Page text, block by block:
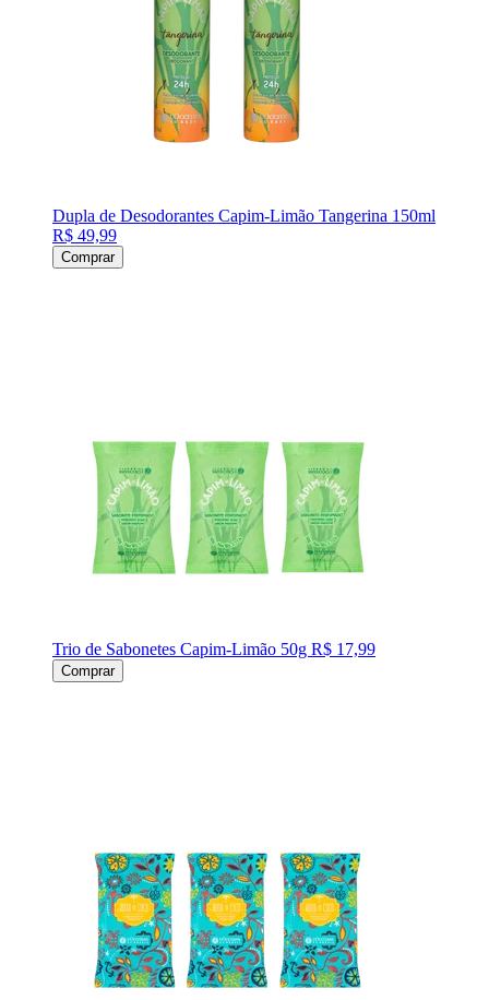
Dupla de Desodorantes Capim-Limão Tangerina 150ml
R$ 49,99
Comprar
Trio de Sabonetes Capim-Limão 50g R$ 17,99
Comprar